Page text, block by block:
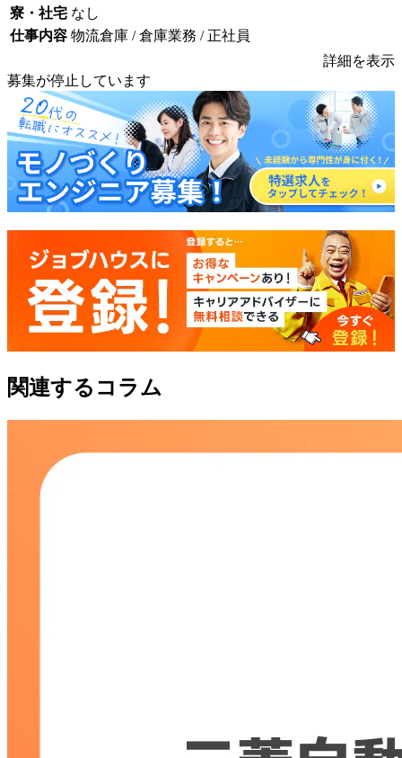
寮・社宅 なし
仕事内容 物流倉庫 / 倉庫業務 / 正社員
詳細を表示
募集が停止しています
関連するコラム